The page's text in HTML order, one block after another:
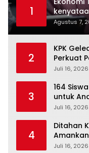
1
Agustus 7,
2
KPK
Perkuat
Bupati
Juli 16, 2026
3
164
untuk
Bangsa
Juli 16, 2026
4
Ditahan
2026
Juli 16, 2026